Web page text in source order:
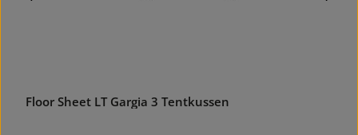
Floor Sheet LT Gargia 3 Tentkussen